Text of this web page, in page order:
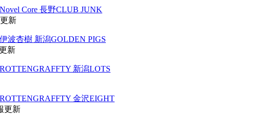
Novel Core 長野CLUB JUNK
新
伊波杏樹 新潟GOLDEN PIGS
新
ROTTENGRAFFTY 新潟LOTS
ROTTENGRAFFTY 金沢EIGHT
更新